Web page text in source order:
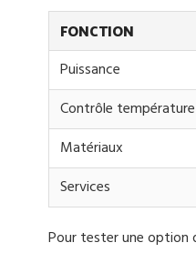
FONCTION
Puissance
Contrôle température
Matériaux
Services
Pour tester une